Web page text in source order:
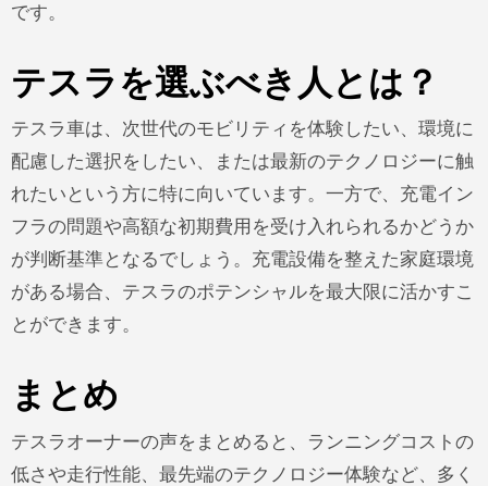
です。
テスラを選ぶべき人とは？
テスラ車は、次世代のモビリティを体験したい、環境に
配慮した選択をしたい、または最新のテクノロジーに触
れたいという方に特に向いています。一方で、充電イン
フラの問題や高額な初期費用を受け入れられるかどうか
が判断基準となるでしょう。充電設備を整えた家庭環境
がある場合、テスラのポテンシャルを最大限に活かすこ
とができます。
まとめ
テスラオーナーの声をまとめると、ランニングコストの
低さや走行性能、最先端のテクノロジー体験など、多く